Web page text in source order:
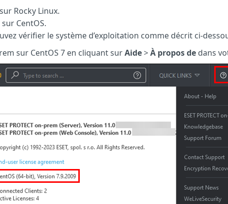
Rocky Linux.
CentOS.
vérifier le système d’exploitation comme décrit ci-
sur CentOS 7 en cliquant surAide>À propos de dans